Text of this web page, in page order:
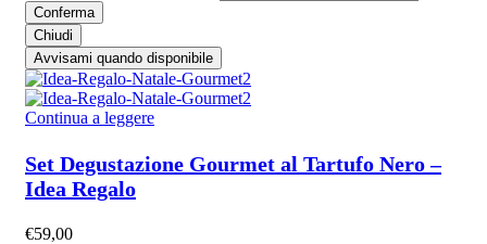
Conferma
Chiudi
Avvisami quando disponibile
Continua a leggere
Set Degustazione Gourmet al Tartufo Nero –
Idea Regalo
€59,00